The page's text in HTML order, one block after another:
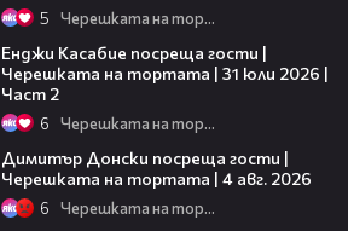
5 Черешката на тортата
Енджи Касабие посреща гости |
Черешката на тортата | 31 юли 2026 |
Част 2
6 Черешката на тортата
Димитър Донски посреща гости |
Черешката на тортата | 4 авг. 2026
6 Черешката на тортата